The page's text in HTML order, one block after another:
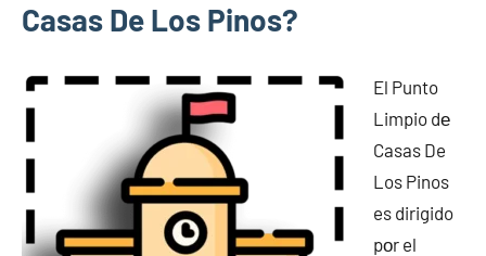
Casas De Los Pinos?
El Punto
Limpio dе
Casas De
Los Pinos
es dirigido
pοr el